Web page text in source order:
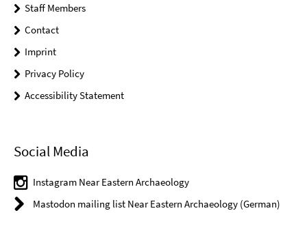
Staff Members
Contact
Imprint
Privacy Policy
Accessibility Statement
Social Media
Instagram Near Eastern Archaeology
Mastodon mailing list Near Eastern Archaeology (German)